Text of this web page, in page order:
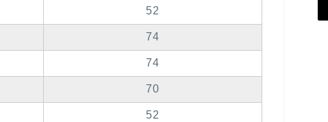
52
74
74
70
52